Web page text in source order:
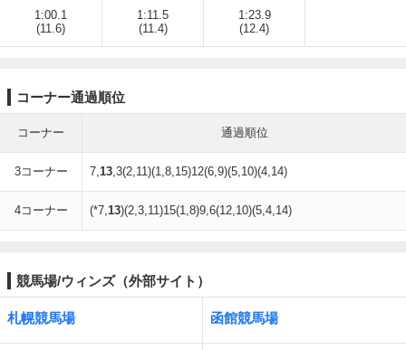
1:00.1
(11.6)
1:11.5
(11.4)
1:23.9
(12.4)
コーナー通過順位
コーナー 通過順位
3コーナー 7,13,3(2,11)(1,8,15)12(6,9)(5,10)(4,14)
4コーナー (*7,13)(2,3,11)15(1,8)9,6(12,10)(5,4,14)
競馬場/ウィンズ（外部サイト）
札幌競馬場 函館競馬場